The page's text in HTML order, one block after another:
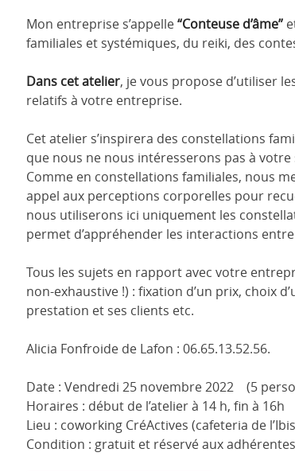
Mon entreprise s’appelle“Conteuse d’âme”
familiales et systémiques, du reiki, des
Dans cet atelier, je vous propose d’utiliser
relatifs à votre entreprise.
Cet atelier s’inspirera des constellations
que nous ne nous intéresserons pas à
Comme en constellations familiales, nous
appel aux perceptions corporelles pour
nous utiliserons ici uniquement les
permet d’appréhender les interactions
Tous les sujets en rapport avec votre
non-exhaustive !) : fixation d’un prix, choix
prestation et ses clients etc.
Alicia Fonfroide de Lafon : 06.65.13.52.56.
Date : Vendredi 25 novembre 2022 (5
Horaires : début de l’atelier à 14 h, fin à 16h
Lieu : coworking CréActives (cafeteria de
Condition : gratuit et réservé aux adhérentes